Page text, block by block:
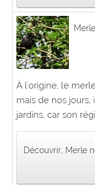
À l'origine, le
mais de nos jours,
jardins, car son
Découvrir, Merle